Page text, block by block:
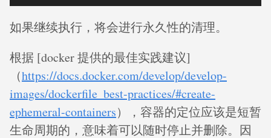
如果继续执行，将会进行永久性的清理。
根据 [docker 提供的最佳实践建议]
（https://docs.docker.com/develop/develop-
images/dockerfile_best-practices/#create-
ephemeral-containers），容器的定位应该是短暂
生命周期的，意味着可以随时停止并删除。因